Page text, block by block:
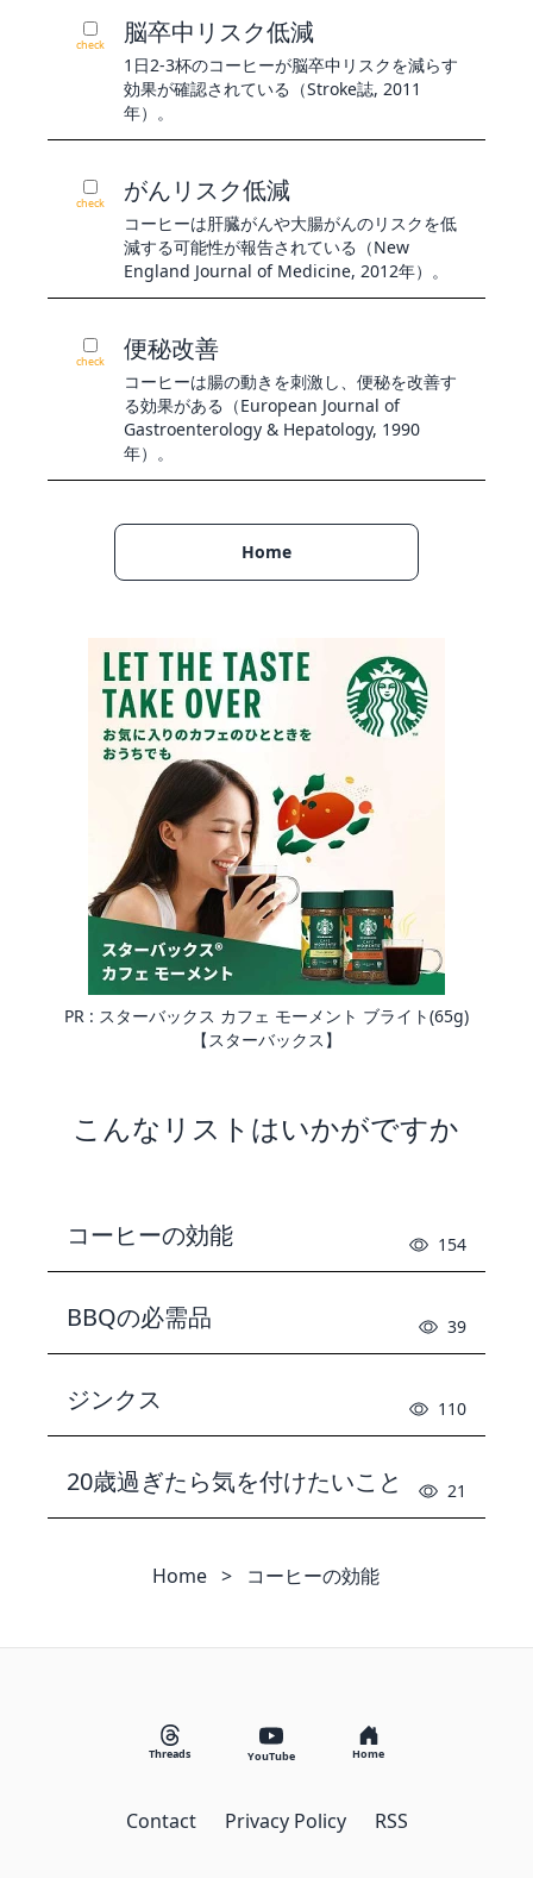
check 脳卒中リスク低減
1日2-3杯のコーヒーが脳卒中リスクを減らす
効果が確認されている（Stroke誌, 2011
年）。
check がんリスク低減
コーヒーは肝臓がんや大腸がんのリスクを低
減する可能性が報告されている（New
England Journal of Medicine, 2012年）。
check 便秘改善
コーヒーは腸の動きを刺激し、便秘を改善す
る効果がある（European Journal of
Gastroenterology & Hepatology, 1990
年）。
Home
PR : スターバックス カフェ モーメント ブライト(65g)
【スターバックス】
こんなリストはいかがですか
コーヒーの効能 154
BBQの必需品 39
ジンクス 110
20歳過ぎたら気を付けたいこと 21
Home > コーヒーの効能
Threads YouTube Home
Contact Privacy Policy RSS